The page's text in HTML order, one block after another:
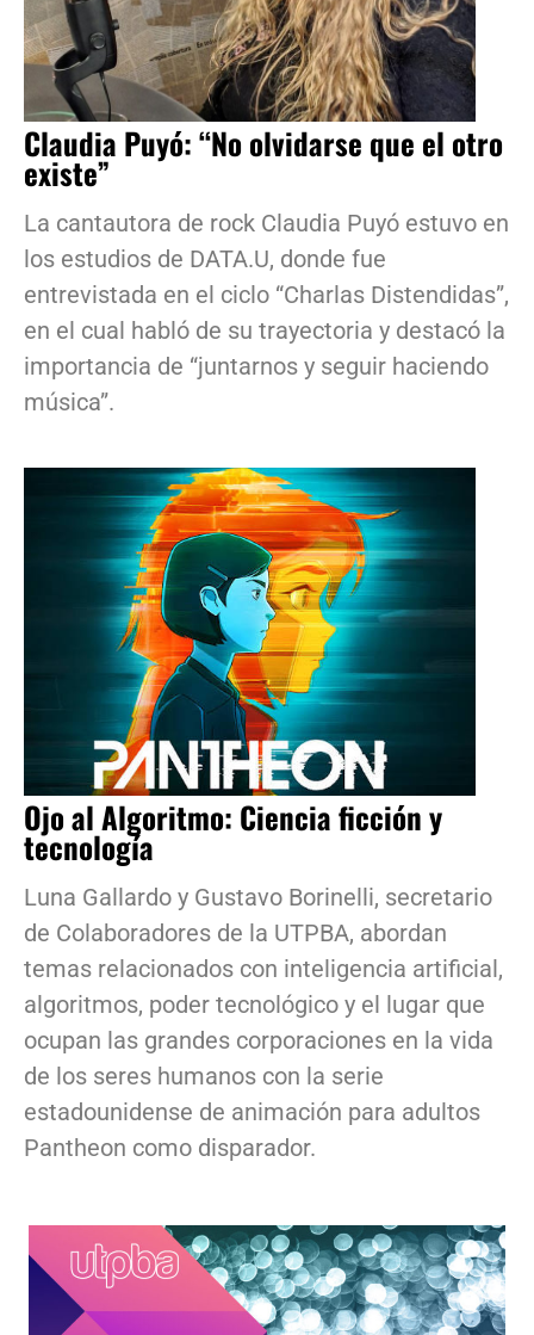
Claudia Puyó: “No olvidarse que el otro
existe”
La cantautora de rock Claudia Puyó estuvo en
los estudios de DATA.U, donde fue
entrevistada en el ciclo “Charlas Distendidas”,
en el cual habló de su trayectoria y destacó la
importancia de “juntarnos y seguir haciendo
música”.
Ojo al Algoritmo: Ciencia ficción y
tecnología
Luna Gallardo y Gustavo Borinelli, secretario
de Colaboradores de la UTPBA, abordan
temas relacionados con inteligencia artificial,
algoritmos, poder tecnológico y el lugar que
ocupan las grandes corporaciones en la vida
de los seres humanos con la serie
estadounidense de animación para adultos
Pantheon como disparador.